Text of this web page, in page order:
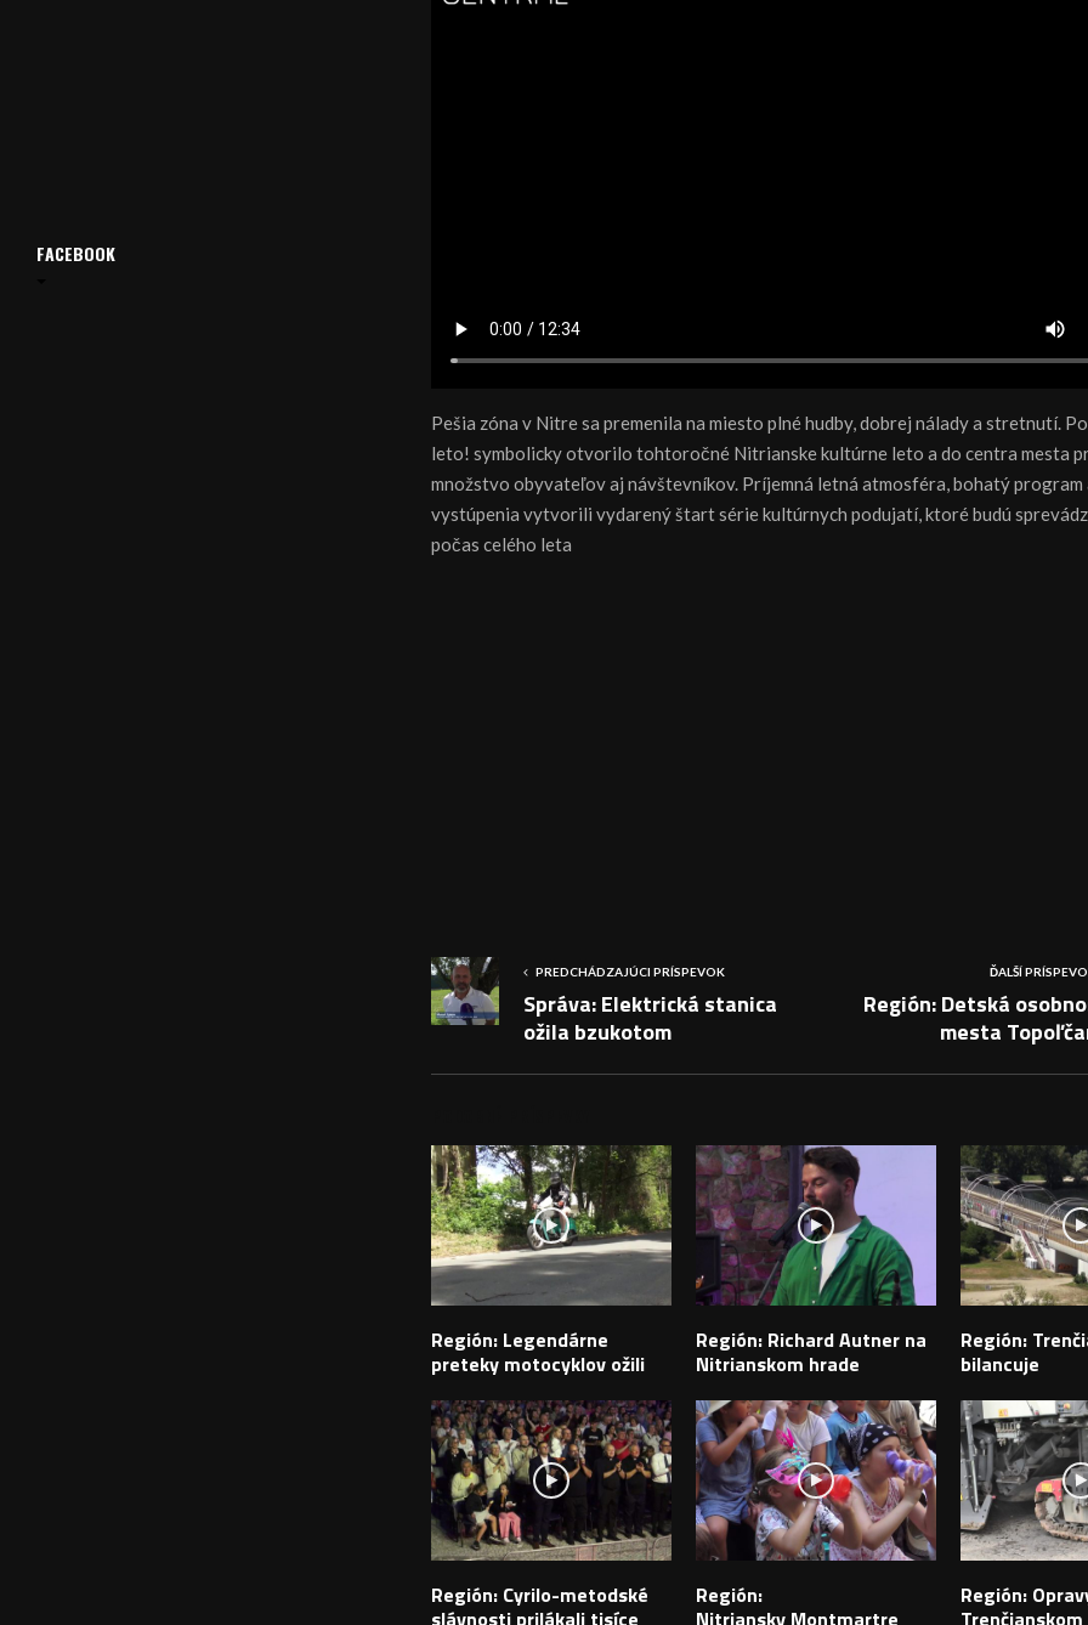
Pešia zóna v Nitre sa premenila na miesto plné hudby, dobrej nálady a stretnutí.
leto! symbolicky otvorilo tohtoročné Nitrianske kultúrne leto a do centra mesta
množstvo obyvateľov aj návštevníkov. Príjemná letná atmosféra, bohatý program
vystúpenia vytvorili vydarený štart série kultúrnych podujatí, ktoré budú
počas celého leta
PREDCHÁDZAJÚCI PRÍSPEVOK
Správa: Elektrická stanica
ožila bzukotom
ĎALŠÍ
Región: Detská
mesta
Región: Legendárne
preteky motocyklov ožili
Región: Richard Autner na
Nitrianskom hrade
Región:
bilancuje
Región: Cyrilo-metodské
slávnosti prilákali tisíce
Región:
Nitriansky Montmartre
Región:
FACEBOOK